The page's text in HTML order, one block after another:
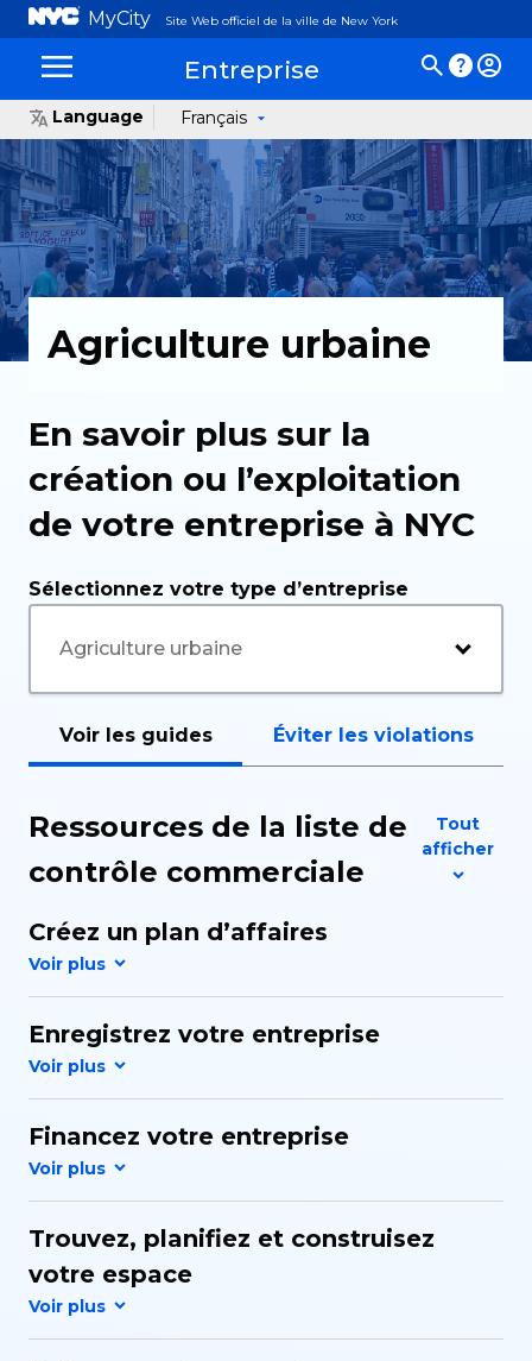
MyCity Site Web officiel de la ville de New York
Entreprise
Language Français
Agriculture urbaine
En savoir plus sur la
création ou l’exploitation
de votre entreprise à NYC
Sélectionnez votre type d’entreprise
Voir les guides Éviter les violations
Ressources de la liste de
contrôle commerciale
Tout
afficher
Créez un plan d’affaires
Enregistrez votre entreprise
Financez votre entreprise
Trouvez, planifiez et construisez
votre espace